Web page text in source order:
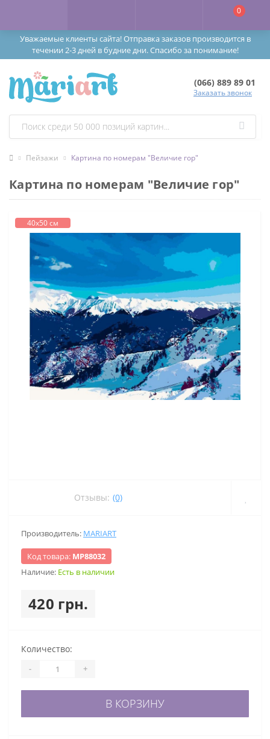
Уважаемые клиенты сайта! Отправка заказов производится в
течении 2-3 дней в будние дни. Спасибо за понимание!
0
(066) 889 89 01
Заказать звонок
Пейзажи Картина по номерам "Величие гор"
Картина по номерам "Величие гор"
40х50 см
Отзывы: (0)
Производитель: MARIART
Код товара: МР88032
Наличие: Есть в наличии
420 грн.
Количество:
- +
В КОРЗИНУ